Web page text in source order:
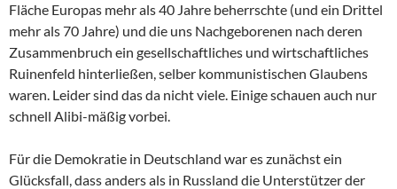
Fläche Europas mehr als 40 Jahre beherrschte (und ein Drittel
mehr als 70 Jahre) und die uns Nachgeborenen nach deren
Zusammenbruch ein gesellschaftliches und wirtschaftliches
Ruinenfeld hinterließen, selber kommunistischen Glaubens
waren. Leider sind das da nicht viele. Einige schauen auch nur
schnell Alibi-mäßig vorbei.
Für die Demokratie in Deutschland war es zunächst ein
Glücksfall, dass anders als in Russland die Unterstützer der